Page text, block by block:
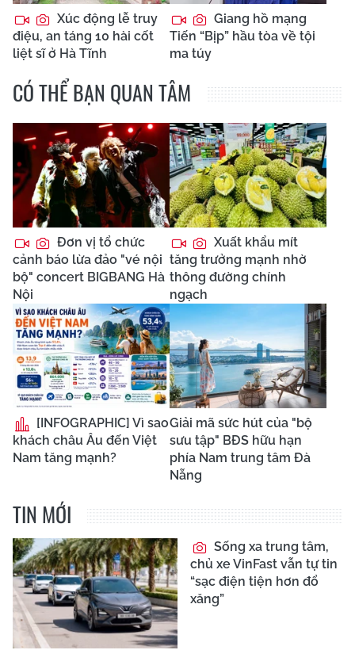
Xúc động lễ truy
điệu, an táng 10 hài cốt
liệt sĩ ở Hà Tĩnh
Giang hồ mạng
Tiến “Bịp” hầu tòa về tội
ma túy
CÓ THỂ BẠN QUAN TÂM
Đơn vị tổ chức
cảnh báo lừa đảo "vé nội
bộ" concert BIGBANG Hà
Nội
Xuất khẩu mít
tăng trưởng mạnh nhờ
thông đường chính
ngạch
[INFOGRAPHIC] Vì sao
khách châu Âu đến Việt
Nam tăng mạnh?
Giải mã sức hút của "bộ
sưu tập" BĐS hữu hạn
phía Nam trung tâm Đà
Nẵng
TIN MỚI
Sống xa trung tâm,
chủ xe VinFast vẫn tự tin
“sạc điện tiện hơn đổ
xăng”